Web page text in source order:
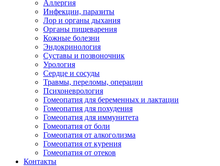
Аллергия
Инфекции, паразиты
Лор и органы дыхания
Органы пищеварения
Кожные болезни
Эндокринология
Суставы и позвоночник
Урология
Сердце и сосуды
Травмы, переломы, операции
Психоневрология
Гомеопатия для беременных и лактации
Гомеопатия для похудения
Гомеопатия для иммунитета
Гомеопатия от боли
Гомеопатия от алкоголизма
Гомеопатия от курения
Гомеопатия от отеков
Контакты